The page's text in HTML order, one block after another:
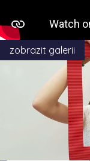
zobrazit galerii